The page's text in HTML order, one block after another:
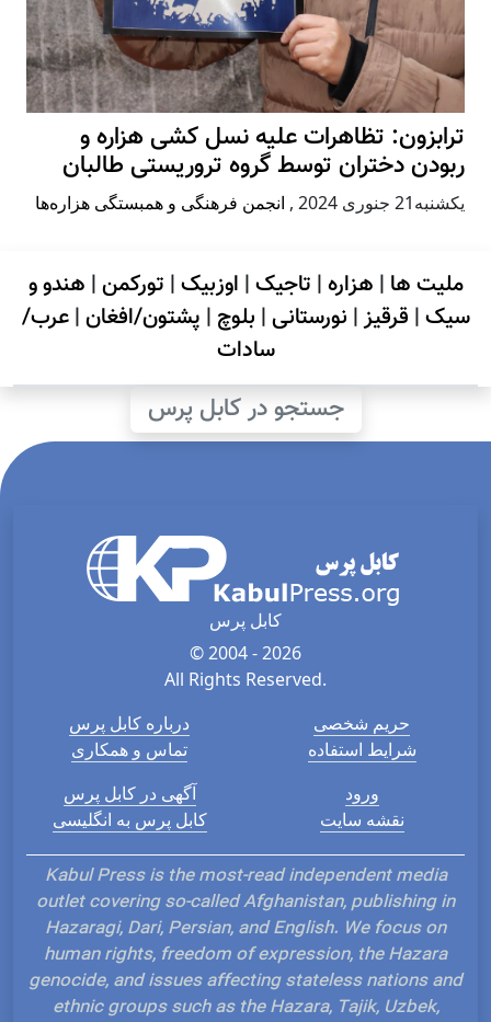
ترابزون: تظاهرات علیه نسل کشی هزاره و
ربودن دختران توسط گروه تروریستی طالبان
يكشنبه21 جنوری 2024 , انجمن فرهنگی و همبستگی هزاره‌ها
ملیت ها | هزاره| تاجیک| اوزبیک| تورکمن| هندو و
سیک| قرقیز| نورستانی| بلوچ | پشتون/افغان|عرب/
سادات
جستجو در کابل پرس
کابل پرس
© 2004 - 2026
All Rights Reserved.
درباره کابل پرس
تماس و همکاری
حریم شخصی
شرایط استفاده
آگهی در کابل پرس
کابل پرس به انگلیسی
ورود
نقشه سایت
Kabul Press is the most-read independent media
outlet covering so-called Afghanistan, publishing in
Hazaragi, Dari, Persian, and English. We focus on
human rights, freedom of expression, the Hazara
genocide, and issues affecting stateless nations and
ethnic groups such as the Hazara, Tajik, Uzbek,